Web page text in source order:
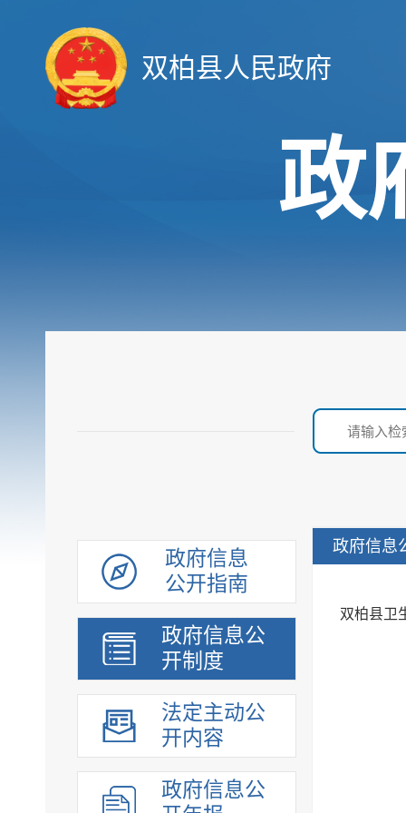
双柏县人民政府
政
政府信息
公开指南
政府信息公
开制度
法定主动公
开内容
政府信息公
政府信息
双柏县卫